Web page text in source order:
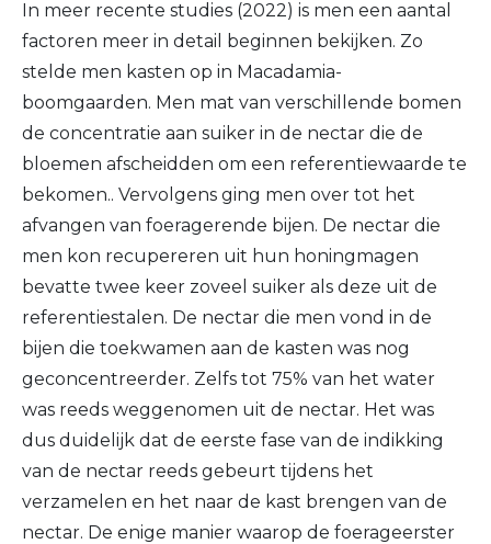
In meer recente studies (2022) is men een aantal
factoren meer in detail beginnen bekijken. Zo
stelde men kasten op in Macadamia-
boomgaarden. Men mat van verschillende bomen
de concentratie aan suiker in de nectar die de
bloemen afscheidden om een referentiewaarde te
bekomen.. Vervolgens ging men over tot het
afvangen van foeragerende bijen. De nectar die
men kon recupereren uit hun honingmagen
bevatte twee keer zoveel suiker als deze uit de
referentiestalen. De nectar die men vond in de
bijen die toekwamen aan de kasten was nog
geconcentreerder. Zelfs tot 75% van het water
was reeds weggenomen uit de nectar. Het was
dus duidelijk dat de eerste fase van de indikking
van de nectar reeds gebeurt tijdens het
verzamelen en het naar de kast brengen van de
nectar. De enige manier waarop de foerageerster